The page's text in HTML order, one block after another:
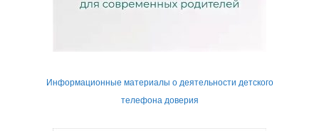
Информационные материалы о деятельности детского
телефона доверия